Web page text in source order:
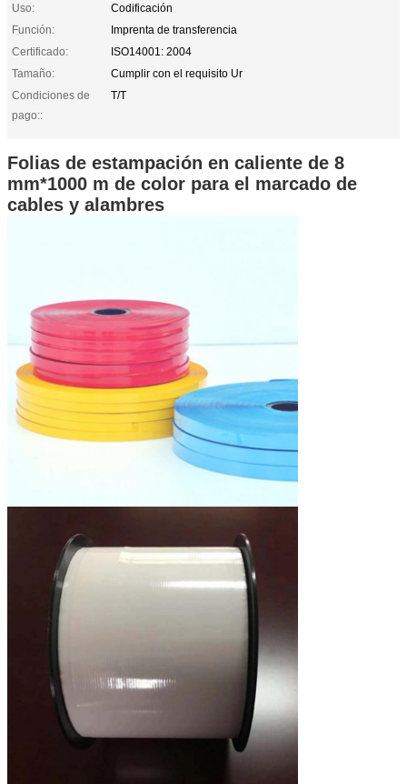
Uso:
Codificación
Función:
Imprenta de transferencia
Certificado:
ISO14001: 2004
Tamaño:
Cumplir con el requisito Ur
Condiciones de
pago::
T/T
Folias de estampación en caliente de 8
mm*1000 m de color para el marcado de
cables y alambres